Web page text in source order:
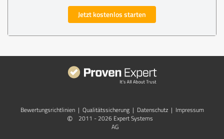
Jetzt kostenlos starten
Bewertungs­richtlinien | Qualitätssicherung | Datenschutz | Impressum
©
2011 - 2026 Expert Systems
AG